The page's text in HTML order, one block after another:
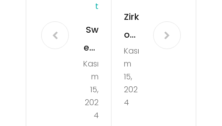
T
Sw
eet
Bon
anz
a’d
a
Kası
m
15,
202
4
Zirk
ony
um
Diş
Ka
pla
Kası
m
15,
202
4